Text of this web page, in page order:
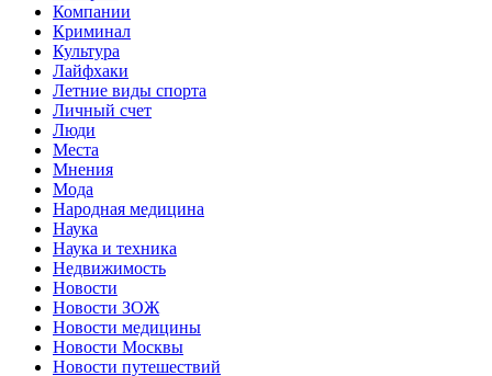
Компании
Криминал
Культура
Лайфхаки
Летние виды спорта
Личный счет
Люди
Места
Мнения
Мода
Народная медицина
Наука
Наука и техника
Недвижимость
Новости
Новости ЗОЖ
Новости медицины
Новости Москвы
Новости путешествий